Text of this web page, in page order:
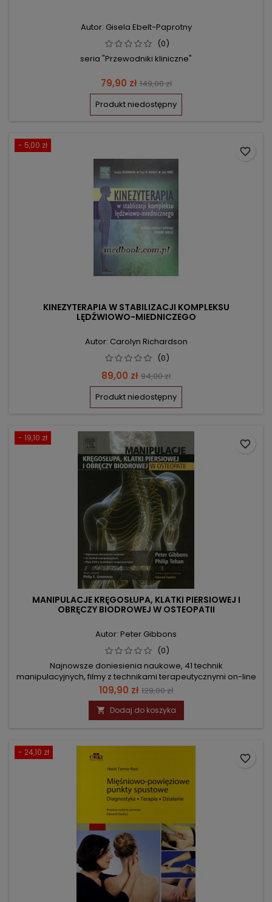
Autor: Gisela Ebelt-Paprotny
(0)
seria "Przewodniki kliniczne"
Cena
79,90 zł Cena
podstawowa
149,00 zł
Produkt niedostępny
- 5,00 zł
KINEZYTERAPIA W STABILIZACJI KOMPLEKSU
LĘDŹWIOWO-MIEDNICZEGO
Autor: Carolyn Richardson
(0)
Cena
89,00 zł Cena
podstawowa
94,00 zł
Produkt niedostępny
favorite_border
- 19,10 zł
MANIPULACJE KRĘGOSŁUPA, KLATKI PIERSIOWEJ I
OBRĘCZY BIODROWEJ W OSTEOPATII
Autor: Peter Gibbons
(0)
Najnowsze doniesienia naukowe, 41 technik
manipulacyjnych, filmy z technikami terapeutycznymi on-line
Cena
109,90 zł Cena
podstawowa
129,00 zł
 Dodaj do koszyka
favorite_border
- 24,10 zł
favorite_border